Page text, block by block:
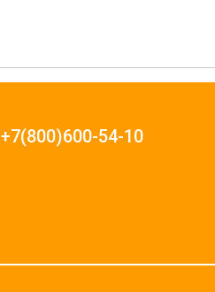
+7(800)600-54-10